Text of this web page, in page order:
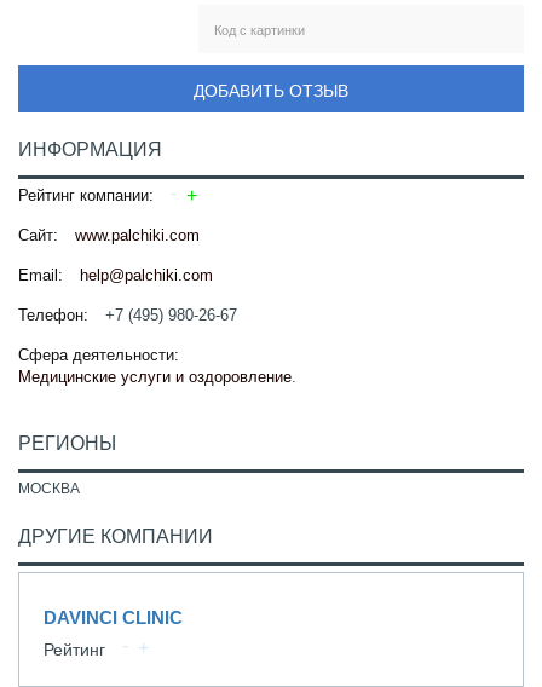
ДОБАВИТЬ ОТЗЫВ
ИНФОРМАЦИЯ
Рейтинг компании:
Сайт: www.palchiki.com
Email: help@palchiki.com
Телефон: +7 (495) 980-26-67
Сфера деятельности:
Медицинские услуги и оздоровление.
РЕГИОНЫ
МОСКВА
ДРУГИЕ КОМПАНИИ
DAVINCI CLINIC
Рейтинг